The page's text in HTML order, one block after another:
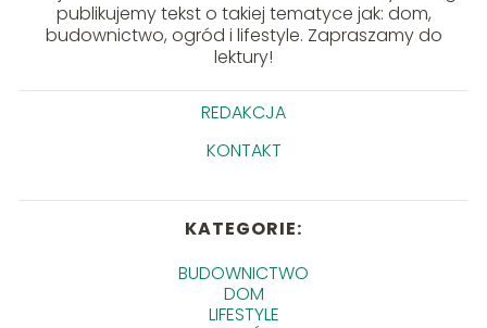
publikujemy tekst o takiej tematyce jak: dom,
budownictwo, ogród i lifestyle. Zapraszamy do
lektury!
REDAKCJA
KONTAKT
KATEGORIE:
BUDOWNICTWO
DOM
LIFESTYLE